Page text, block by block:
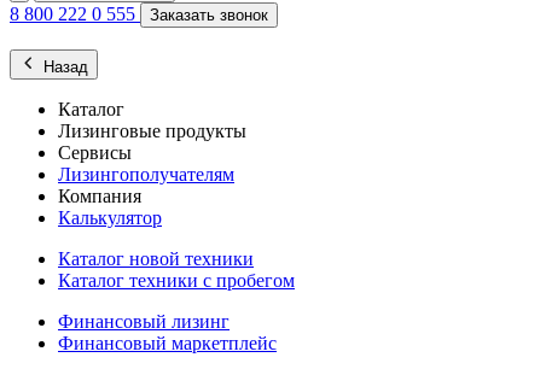
8 800 222 0 555 Заказать звонок
Назад
Каталог
Лизинговые продукты
Сервисы
Лизингополучателям
Компания
Калькулятор
Каталог новой техники
Каталог техники с пробегом
Финансовый лизинг
Финансовый маркетплейс